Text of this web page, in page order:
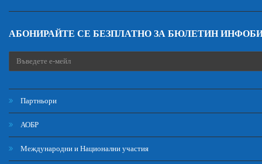
АБОНИРАЙТЕ СЕ БЕЗПЛАТНО ЗА БЮЛЕТИН
Партньори
АОБР
Международни и Национални участия